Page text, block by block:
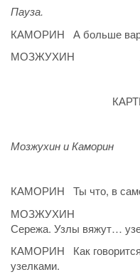
Пауза.
КАМОРИН А больше
МОЗЖУХИН А
Мозжухин и Каморин
КАМОРИН Ты что, в
МОЗЖУХИН
Сережа. Узлы вяжут…
КАМОРИН Как
узелками.